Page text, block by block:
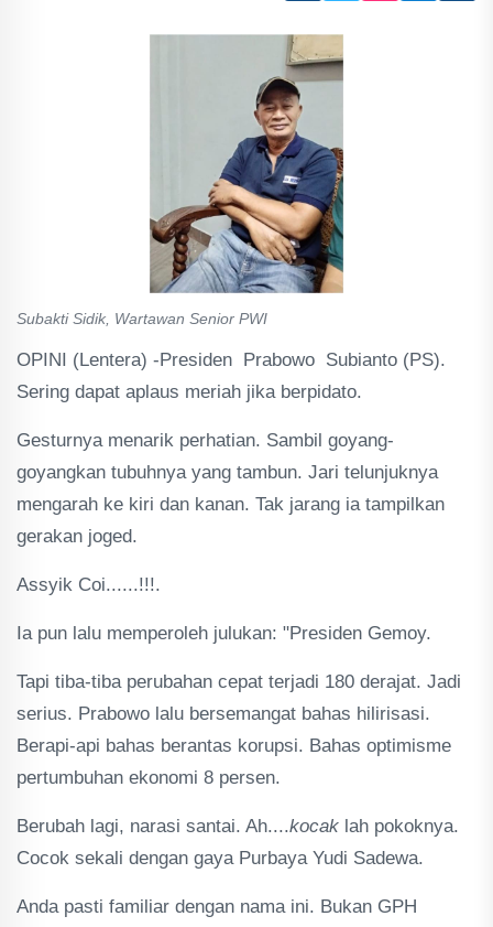
Subakti Sidik, Wartawan Senior PWI
OPINI (Lentera) -Presiden Prabowo Subianto (PS).
Sering dapat aplaus meriah jika berpidato.
Gesturnya menarik perhatian. Sambil goyang-
goyangkan tubuhnya yang tambun. Jari telunjuknya
mengarah ke kiri dan kanan. Tak jarang ia tampilkan
gerakan joged.
Assyik Coi......!!!.
Ia pun lalu memperoleh julukan: "Presiden Gemoy.
Tapi tiba-tiba perubahan cepat terjadi 180 derajat. Jadi
serius. Prabowo lalu bersemangat bahas hilirisasi.
Berapi-api bahas berantas korupsi. Bahas optimisme
pertumbuhan ekonomi 8 persen.
Berubah lagi, narasi santai. Ah....kocak lah pokoknya.
Cocok sekali dengan gaya Purbaya Yudi Sadewa.
Anda pasti familiar dengan nama ini. Bukan GPH